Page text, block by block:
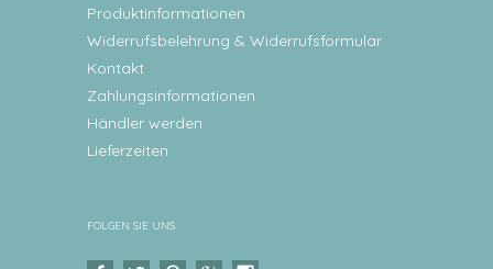
Produktinformationen
Widerrufsbelehrung & Widerrufsformular
Kontakt
Zahlungsinformationen
Händler werden
Lieferzeiten
FOLGEN SIE UNS